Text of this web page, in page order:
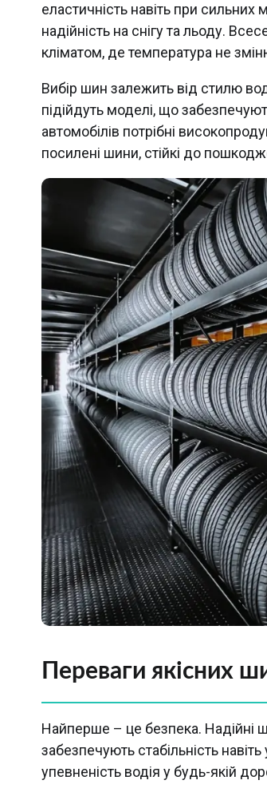
еластичність навіть при
надійність на снігу та льоду.
кліматом, де температура не
Вибір шин залежить від стилю
підійдуть моделі, що
автомобілів потрібні
посилені шини, стійкі до
Переваги якісних
Найперше – це безпека. Надійні
забезпечують стабільність
упевненість водія у будь-якій